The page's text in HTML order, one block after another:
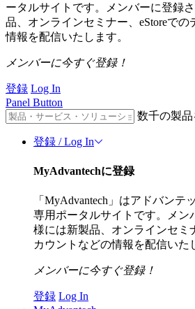
ータルサイトです。メンバーに登録
品、オンラインセミナー、eStoreで
情報を配信いたします。
メンバーに今すぐ登録！
登録 Log In
Panel Button
数千の製
登録 / Log In
MyAdvantechに登録
「MyAdvantech」はアドバンテ
専用ポータルサイトです。メン
様には新製品、オンラインセミ
カウントなどの情報を配信いた
メンバーに今すぐ登録！
登録 Log In